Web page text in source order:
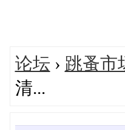
论坛 › 跳蚤市
清...